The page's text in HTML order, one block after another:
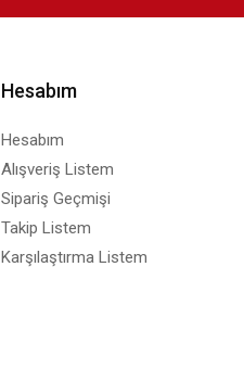
Hesabım
Hesabım
Alışveriş Listem
Sipariş Geçmişi
Takip Listem
Karşılaştırma Listem